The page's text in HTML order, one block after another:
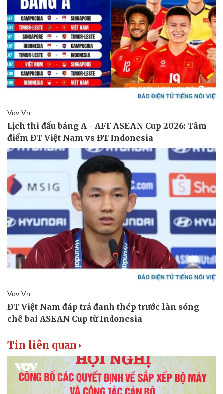
Thể thao
Bóng đá
Lịch thi đấu bóng đá
Thế giới thể thao
Ô tô - Xe máy
Ô tô
Xe máy
Tư vấn
Tin liên quan